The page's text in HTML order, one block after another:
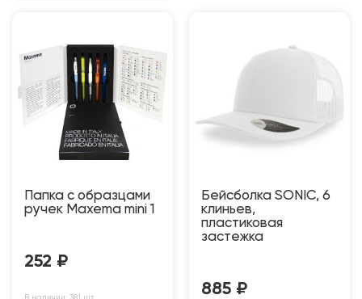
Папка c образцами
ручек Maxema mini 1
252 ₽
Бейсболка SONIC, 6
клиньев,
пластиковая
застежка
885 ₽